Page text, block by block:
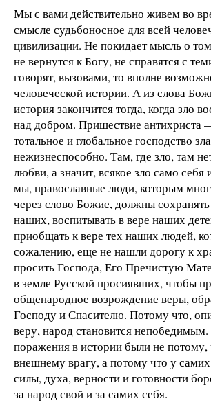
Мы с вами действительно живем во
смысле судьбоносное для всей
цивилизации. Не покидает мысль о
не вернутся к Богу, не справятся с
говорят, вызовами, то вполне
человеческой истории. А из слова
история закончится тогда, когда зло
над добром. Пришествие антихриста
тотальное и глобальное господство
нежизнеспособно. Там, где зло, там
любви, а значит, всякое зло само себя
мы, православные люди, которым
через слово Божие, должны
наших, воспитывать в вере наших
приобщать к вере тех наших людей,
сожалению, еще не нашли дорогу к
просить Господа, Его Пречистую
в земле Русской просиявших, чтобы
общенародное возрождение веры,
Господу и Спасителю. Потому что,
веру, народ становится
поражения в истории были не потому,
внешнему врагу, а потому что у самих
силы, духа, верности и готовности
за народ свой и за самих себя.